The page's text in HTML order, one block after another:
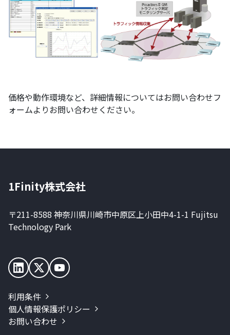
価格や動作環境など、詳細情報についてはお問い合わせフ
ォームよりお問い合わせください。
1Finity株式会社
〒211-8588 神奈川県川崎市中原区上小田中4-1-1 Fujitsu
Technology Park
利用条件
個人情報保護ポリシー
お問い合わせ